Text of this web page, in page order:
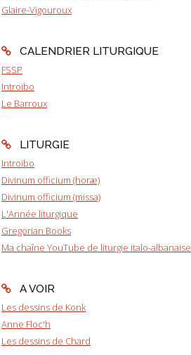
Glaire-Vigouroux
CALENDRIER LITURGIQUE
FSSP
Introibo
Le Barroux
LITURGIE
Introibo
Divinum officium (horæ)
Divinum officium (missa)
L'Année liturgique
Gregorian Books
Ma chaîne YouTube de liturgie italo-albanaise
A VOIR
Les dessins de Konk
Anne Floc'h
Les dessins de Chard